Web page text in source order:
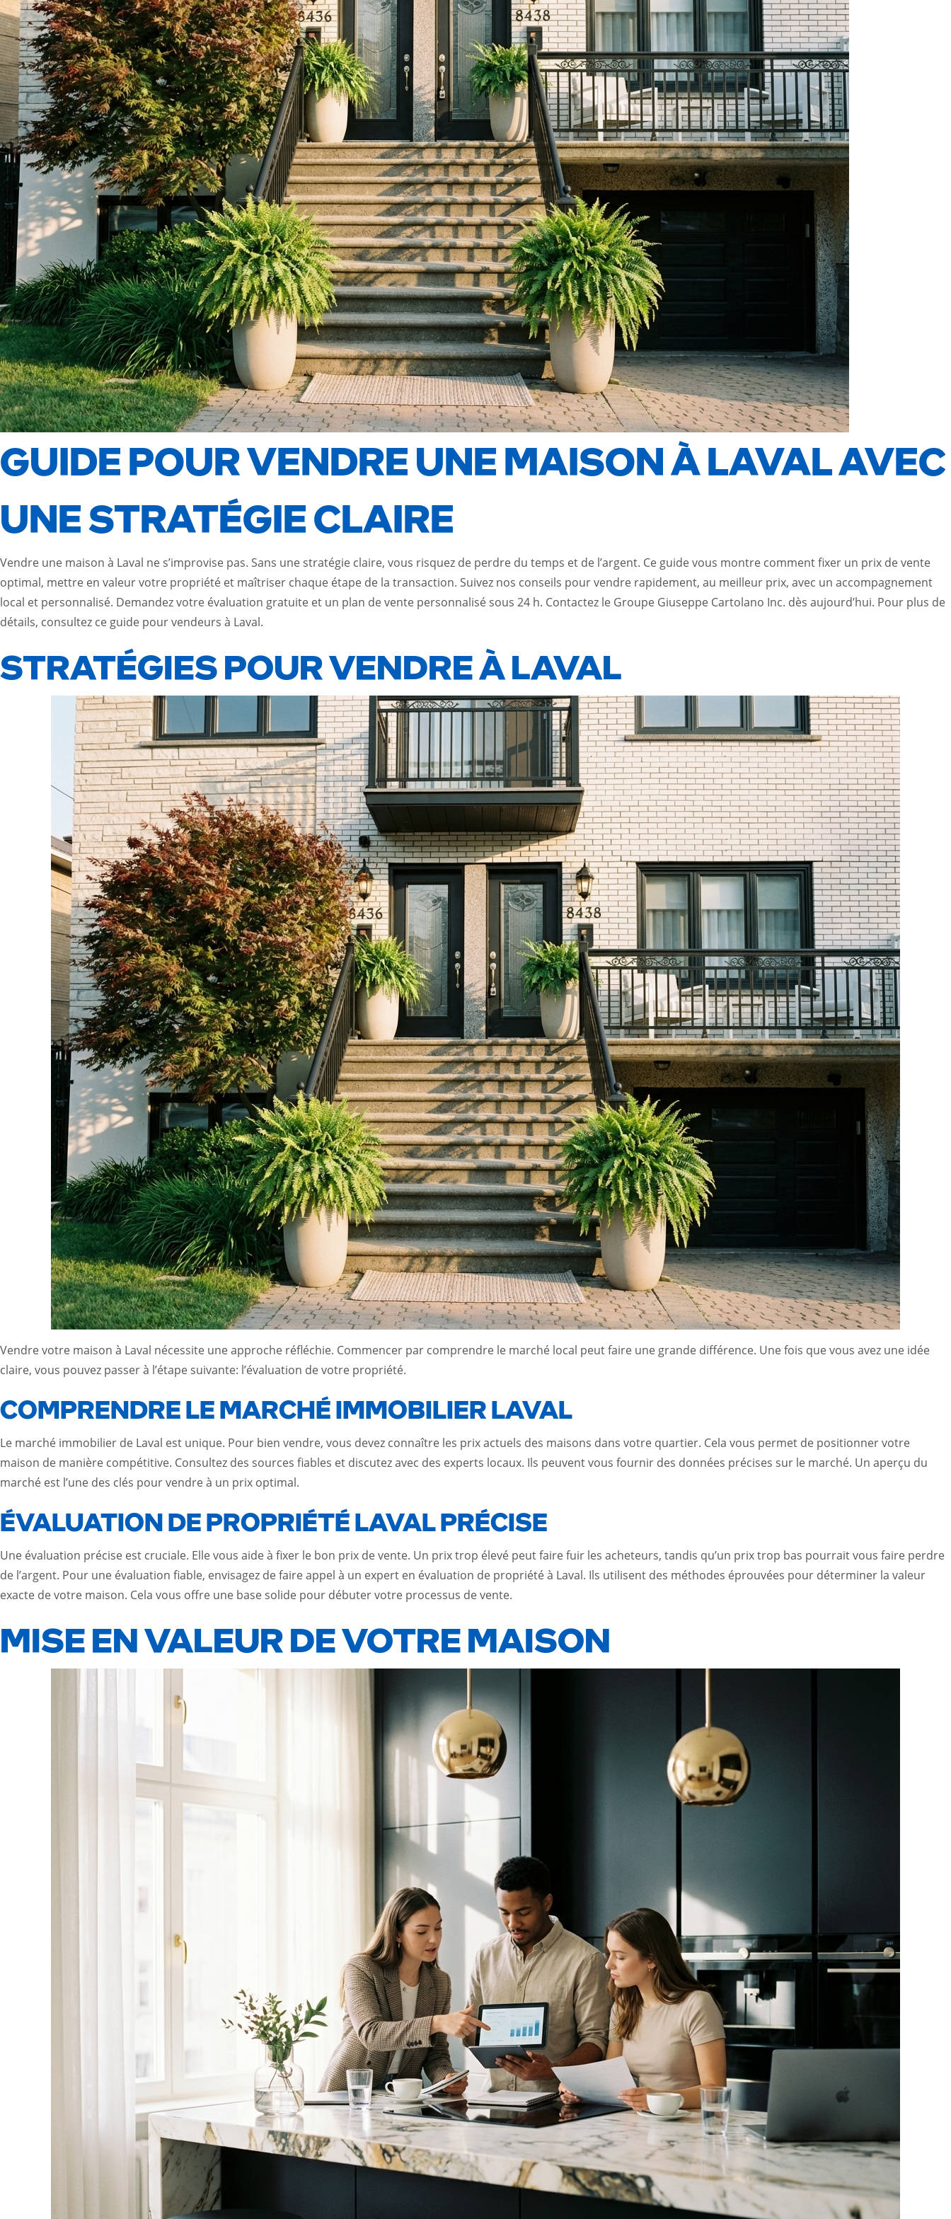
GUIDE POUR VENDRE UNE MAISON À LAVAL AVEC
UNE STRATÉGIE CLAIRE
Vendre une maison à Laval ne s’improvise pas. Sans une stratégie claire, vous risquez de perdre du temps et de l’argent. Ce guide vous montre comment fixer un prix de vente
optimal, mettre en valeur votre propriété et maîtriser chaque étape de la transaction. Suivez nos conseils pour vendre rapidement, au meilleur prix, avec un accompagnement
local et personnalisé. Demandez votre évaluation gratuite et un plan de vente personnalisé sous 24 h. Contactez le Groupe Giuseppe Cartolano Inc. dès aujourd’hui. Pour plus de
détails, consultez ce guide pour vendeurs à Laval.
STRATÉGIES POUR VENDRE À LAVAL
Vendre votre maison à Laval nécessite une approche réfléchie. Commencer par comprendre le marché local peut faire une grande différence. Une fois que vous avez une idée
claire, vous pouvez passer à l’étape suivante: l’évaluation de votre propriété.
COMPRENDRE LE MARCHÉ IMMOBILIER LAVAL
Le marché immobilier de Laval est unique. Pour bien vendre, vous devez connaître les prix actuels des maisons dans votre quartier. Cela vous permet de positionner votre
maison de manière compétitive. Consultez des sources fiables et discutez avec des experts locaux. Ils peuvent vous fournir des données précises sur le marché. Un aperçu du
marché est l’une des clés pour vendre à un prix optimal.
ÉVALUATION DE PROPRIÉTÉ LAVAL PRÉCISE
Une évaluation précise est cruciale. Elle vous aide à fixer le bon prix de vente. Un prix trop élevé peut faire fuir les acheteurs, tandis qu’un prix trop bas pourrait vous faire perdre
de l’argent. Pour une évaluation fiable, envisagez de faire appel à un expert en évaluation de propriété à Laval. Ils utilisent des méthodes éprouvées pour déterminer la valeur
exacte de votre maison. Cela vous offre une base solide pour débuter votre processus de vente.
MISE EN VALEUR DE VOTRE MAISON